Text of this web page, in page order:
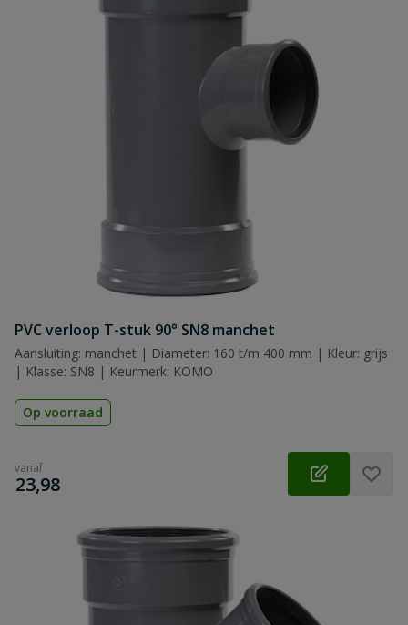
PVC verloop T-stuk 90° SN8 manchet
Aansluiting: manchet | Diameter: 160 t/m 400 mm | Kleur: grijs
| Klasse: SN8 | Keurmerk: KOMO
Op voorraad
vanaf
€
23,98